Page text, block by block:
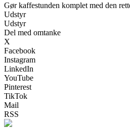
Gør kaffestunden komplet med den
Udstyr
Udstyr
Del med omtanke
X
Facebook
Instagram
LinkedIn
YouTube
Pinterest
TikTok
Mail
RSS